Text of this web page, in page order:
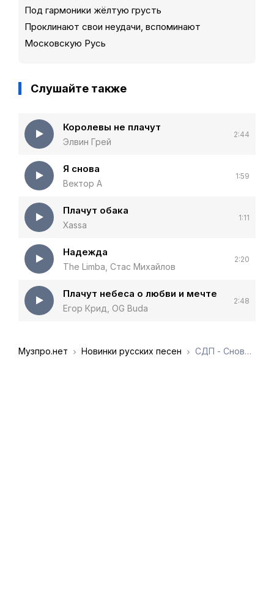
Под гармоники жёлтую грусть
Проклинают свои неудачи, вспоминают
Московскую Русь
Слушайте также
Королевы не плачут
Элвин Грей
2:44
Я снова
Вектор А
1:59
Плачут обака
Xassa
1:11
Надежда
The Limba, Стас Михайлов
2:20
Плачут небеса о любви и мечте
Егор Крид, OG Buda
2:48
Музпро.нет Новинки русских песен СДП - Снова пьют здесь, дерутся и плачут